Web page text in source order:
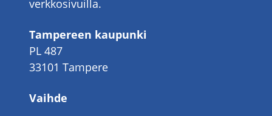
verkkosivuilla.
Tampereen kaupunki
PL 487
33101 Tampere
Vaihde